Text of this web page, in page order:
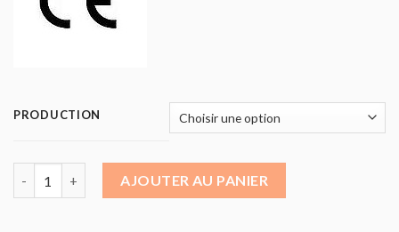
PRODUCTION
AJOUTER AU PANIER